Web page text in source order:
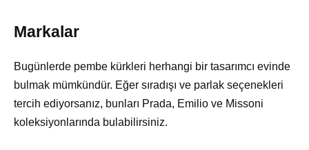
Markalar
Bugünlerde pembe kürkleri herhangi bir tasarımcı evinde
bulmak mümkündür. Eğer sıradışı ve parlak seçenekleri
tercih ediyorsanız, bunları Prada, Emilio ve Missoni
koleksiyonlarında bulabilirsiniz.